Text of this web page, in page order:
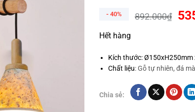
- 40% 892.000₫
Hết hàng
Kích thước: Ø150xH250mm
Chất liệu: Gỗ tự nhiên, đá
Chia sẻ: